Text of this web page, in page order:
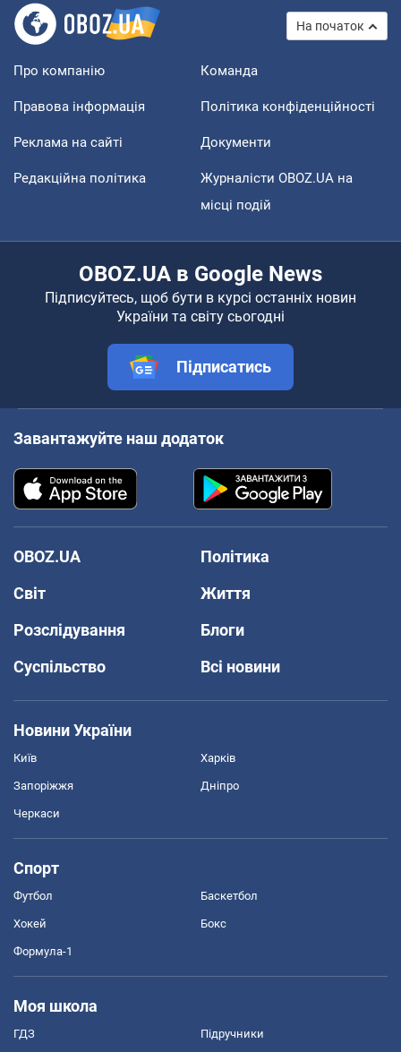
На початок
Про компанію Команда
Правова інформація Політика конфіденційності
Реклама на сайті Документи
Редакційна політика
Журналісти OBOZ.UA на
місці подій
OBOZ.UA в Google News
Підписуйтесь, щоб бути в курсі останніх новин
України та світу сьогодні
Підписатись
Завантажуйте наш додаток
OBOZ.UA
Політика
Світ
Життя
Розслідування
Блоги
Суспільство
Всі новини
Новини України
Київ Харків
Запоріжжя Дніпро
Черкаси
Спорт
Футбол Баскетбол
Хокей Бокс
Формула-1
Моя школа
ГДЗ Підручники